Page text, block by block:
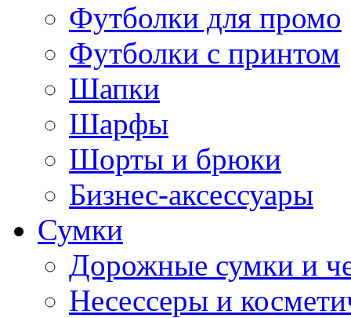
Футболки для промо
Футболки с принтом
Шапки
Шарфы
Шорты и брюки
Бизнес-аксессуары
Сумки
Дорожные сумки и
Несессеры и